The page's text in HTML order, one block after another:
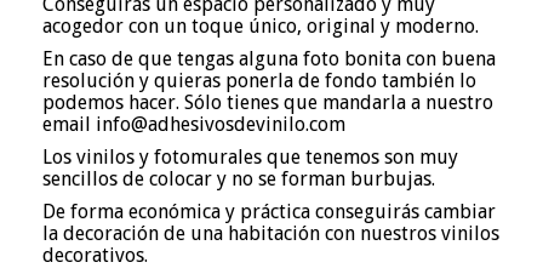
acogedor con un toque único, original y moderno.
En caso de que tengas alguna foto bonita con buena
resolución y quieras ponerla de fondo también lo
podemos hacer. Sólo tienes que mandarla a nuestro
email info@adhesivosdevinilo.com
Los vinilos y fotomurales que tenemos son muy
sencillos de colocar y no se forman burbujas.
De forma económica y práctica conseguirás cambiar
la decoración de una habitación con nuestros vinilos
decorativos.